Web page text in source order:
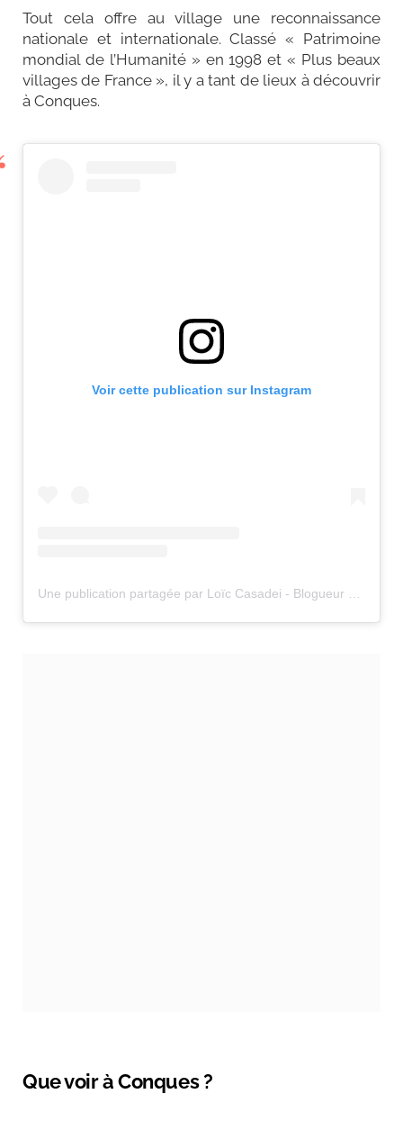
Tout cela offre au village une reconnaissance
nationale et internationale. Classé « Patrimoine
mondial de l’Humanité » en 1998 et « Plus beaux
villages de France », il y a tant de lieux à découvrir
à Conques.
Voir cette publication sur Instagram
Que voir à Conques ?